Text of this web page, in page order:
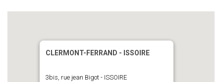
CLERMONT-FERRAND - ISSOIRE
3bis, rue jean Bigot - ISSOIRE